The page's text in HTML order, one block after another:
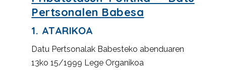
Pertsonalen Babesa
1. ATARIKOA
Datu Pertsonalak Babesteko abenduaren
13ko 15/1999 Lege Organikoa